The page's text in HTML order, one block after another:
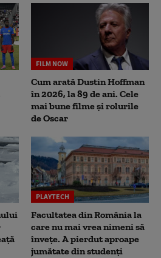
FILM NOW
Cum arată Dustin Hoffman
în 2026, la 89 de ani. Cele
mai bune filme și rolurile
de Oscar
PLAYTECH
Facultatea din România la
care nu mai vrea nimeni să
înveţe. A pierdut aproape
jumătate din studenţi